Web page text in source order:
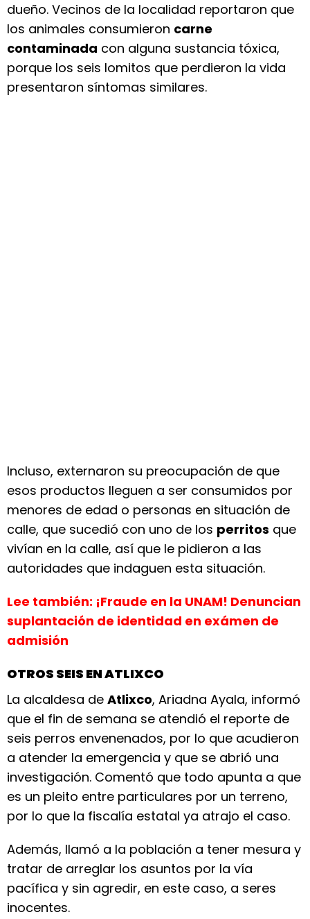
dueño. Vecinos de la localidad reportaron que
los animales consumieron carne
contaminada con alguna sustancia tóxica,
porque los seis lomitos que perdieron la vida
presentaron síntomas similares.
Incluso, externaron su preocupación de que
esos productos lleguen a ser consumidos por
menores de edad o personas en situación de
calle, que sucedió con uno de los perritos que
vivían en la calle, así que le pidieron a las
autoridades que indaguen esta situación.
Lee también: ¡Fraude en la UNAM! Denuncian
suplantación de identidad en exámen de
admisión
OTROS SEIS EN ATLIXCO
La alcaldesa de Atlixco, Ariadna Ayala, informó
que el fin de semana se atendió el reporte de
seis perros envenenados, por lo que acudieron
a atender la emergencia y que se abrió una
investigación. Comentó que todo apunta a que
es un pleito entre particulares por un terreno,
por lo que la fiscalía estatal ya atrajo el caso.
Además, llamó a la población a tener mesura y
tratar de arreglar los asuntos por la vía
pacífica y sin agredir, en este caso, a seres
inocentes.